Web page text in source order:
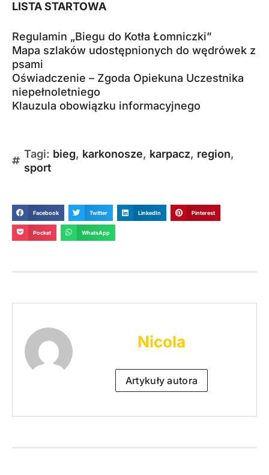
LISTA STARTOWA
Regulamin „Biegu do Kotła Łomniczki”
Mapa szlaków udostępnionych do wędrówek z
psami
Oświadczenie – Zgoda Opiekuna Uczestnika
niepełnoletniego
Klauzula obowiązku informacyjnego
Tagi: bieg, karkonosze, karpacz, region,
sport
Facebook Twitter LinkedIn Pinterest
Pocket WhatsApp
Nicola
Artykuły autora